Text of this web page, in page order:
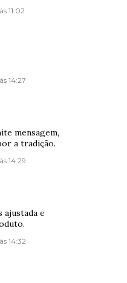
11:02
14:27
mensagem,
a tradição.
14:29
ajustada e
14:32